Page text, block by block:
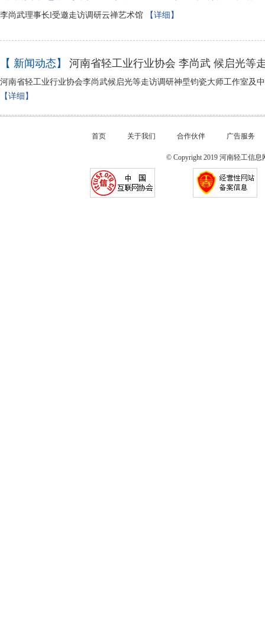
李尚武理事长l受邀走访调研云禅艺术馆 【详细】
【 新闻动态】 河南省轻工业行业协会 李尚武 候启光等
河南省轻工业行业协会李尚武候启光等走访调研神垕钧瓷大师工作室及
【详细】
首页 关于我们 合作伙伴 广告服务
© Copyright 2019 河南轻工信